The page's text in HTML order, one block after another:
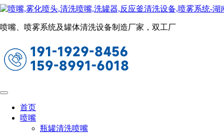
喷嘴、喷雾系统及罐体清洗设备制造厂家，双工厂
首页
喷嘴
瓶罐清洗喷嘴
cip在线清洗头
自动清洗轴承；高速旋转喷雾
HWS旋转清洗球是表面清洁处理的最佳
选择，流量范围3.7-89.7L/min。它们能快